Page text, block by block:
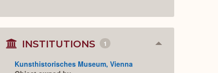
INSTITUTIONS 1 Collapse
Kunsthistorisches Museum, Vienna